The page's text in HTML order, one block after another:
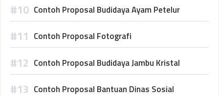
Contoh Proposal Budidaya Ayam Petelur
Contoh Proposal Fotografi
Contoh Proposal Budidaya Jambu Kristal
Contoh Proposal Bantuan Dinas Sosial